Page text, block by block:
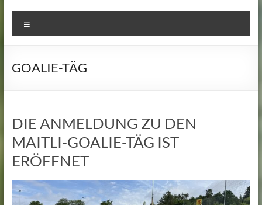
SPORTS
CAMPS
zu
Camps
von
Kathrin
Lehmann
GOALIE-TÄG
DIE ANMELDUNG ZU DEN
MAITLI-GOALIE-TÄG IST
ERÖFFNET